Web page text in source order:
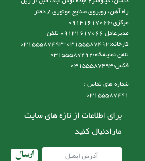
راه آهن، روبروی صنایع موتوری / دفتر
مرکزی:09131617066
مدیرعامل:09131617066 تلفن
کارخانه:03155587492-03155587493
تلفن نمایشگاه:03155587492
فکس:03155587493
شماره های تماس :
03155587491
برای اطلاعات از تازه های سایت
مارادنبال کنید
ارسال